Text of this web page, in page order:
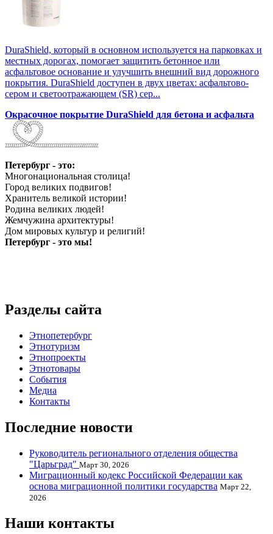
DuraShield, который в основном используется на парковках и
местных дорогах, помогает защитить бетонное или
асфальтовое основание и улучшить внешний вид дорожного
покрытия. DuraShield доступен в двух цветах: асфальтово-
сером и светоотражающем (SR) сер...
Окрасочное покрытие DuraShield для бетона и асфальта
Петербург - это:
Многонациональная столица!
Город великих подвигов!
Хранитель великой истории!
Родина великих людей!
Жемчужина архитектуры!
Дом мировых культур и религий!
Петербург - это мы!
Разделы сайта
Этнопетербург
Этнотуризм
Этнопроекты
Этнотовары
События
Медиа
Контакты
Последние новости
Руководитель регионального отделения общества
"Царьград" Март 30, 2026
Миграционный кодекс Российской Федерации как
основа миграционной политики государства Март 22,
2026
Наши контакты